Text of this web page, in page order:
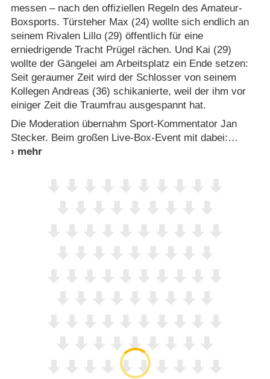
messen – nach den offiziellen Regeln des Amateur-
Boxsports. Türsteher Max (24) wollte sich endlich an
seinem Rivalen Lillo (29) öffentlich für eine
erniedrigende Tracht Prügel rächen. Und Kai (29)
wollte der Gängelei am Arbeitsplatz ein Ende setzen:
Seit geraumer Zeit wird der Schlosser von seinem
Kollegen Andreas (36) schikanierte, weil der ihm vor
einiger Zeit die Traumfrau ausgespannt hat.
Die Moderation übernahm Sport-Kommentator Jan
Stecker. Beim großen Live-Box-Event mit dabei: